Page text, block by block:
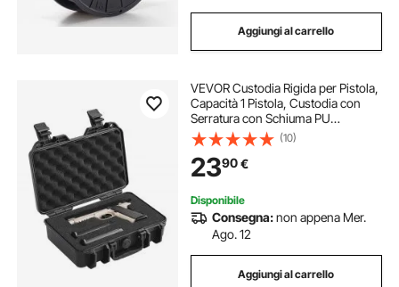
Aggiungi al carrello
VEVOR Custodia Rigida per Pistola,
Capacità 1 Pistola, Custodia con
Serratura con Schiuma PU
Pretagliata, Impermeabile
Antipolvere, Borsa da Trasporto per
Armi da Fuoco da Caccia 320 x 240
x 118 mm
(10)
2390€
Disponibile
Consegna:non appena Mer.
Ago. 12
Aggiungi al carrello